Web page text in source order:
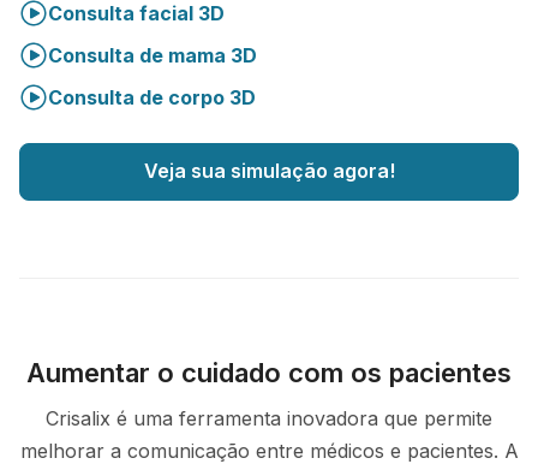
Consulta facial 3D
Consulta de mama 3D
Consulta de corpo 3D
Veja sua simulação agora!
Aumentar o cuidado com os pacientes
Crisalix é uma ferramenta inovadora que permite
melhorar a comunicação entre médicos e pacientes. A